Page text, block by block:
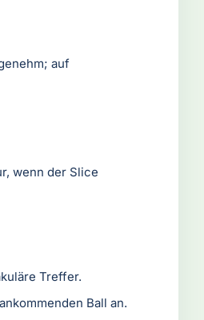
auf
wenn der Slice
Treffer.
Ball an.